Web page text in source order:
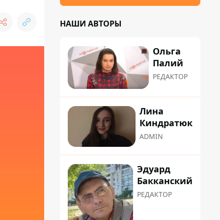
НАШИ АВТОРЫ
Ольга
Палий
РЕДАКТОР
Лина
Киндратюк
ADMIN
Эдуард
Бакканский
РЕДАКТОР